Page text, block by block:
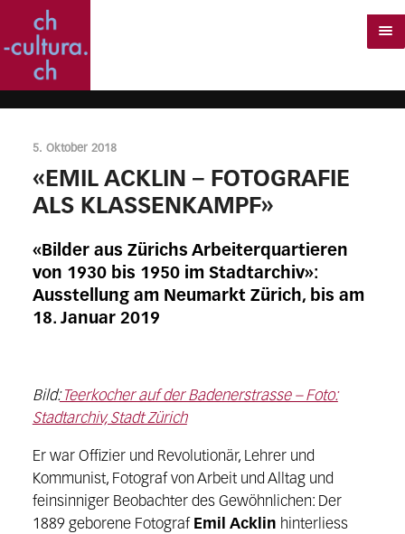
5. Oktober 2018
«EMIL ACKLIN – FOTOGRAFIE
ALS KLASSENKAMPF»
«Bilder aus Zürichs Arbeiterquartieren
von 1930 bis 1950 im Stadtarchiv»:
Ausstellung am Neumarkt Zürich, bis am
18. Januar 2019
Bild:Teerkocher auf der Badenerstrasse – Foto:
Stadtarchiv, Stadt Zürich
Er war Offizier und Revolutionär, Lehrer und
Kommunist, Fotograf von Arbeit und Alltag und
feinsinniger Beobachter des Gewöhnlichen: Der
1889 geborene Fotograf Emil Acklin hinterliess